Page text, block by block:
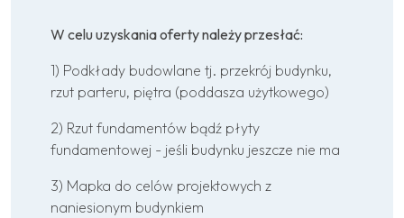
W celu uzyskania oferty należy przesłać:
1) Podkłady budowlane tj. przekrój budynku,
rzut parteru, piętra (poddasza użytkowego)
2) Rzut fundamentów bądź płyty
fundamentowej - jeśli budynku jeszcze nie ma
3) Mapka do celów projektowych z
naniesionym budynkiem